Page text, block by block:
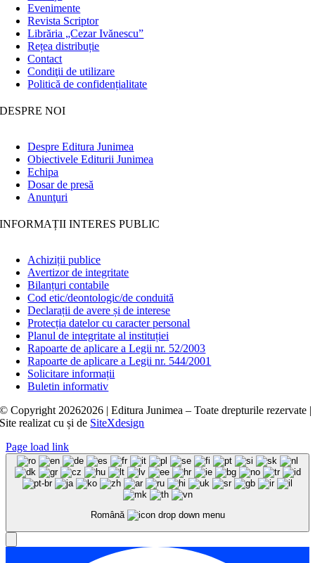
Evenimente
Revista Scriptor
Librăria „Cezar Ivănescu”
Rețea distribuție
Contact
Condiţii de utilizare
Politică de confidențialitate
DESPRE NOI
Despre Editura Junimea
Obiectivele Editurii Junimea
Echipa
Dosar de presă
Anunţuri
INFORMAȚII INTERES PUBLIC
Achiziții publice
Avertizor de integritate
Bilanțuri contabile
Cod etic/deontologic/de conduită
Declarații de avere și de interese
Protecția datelor cu caracter personal
Planul de integritate al instituției
Rapoarte de aplicare a Legii nr. 52/2003
Rapoarte de aplicare a Legii nr. 544/2001
Solicitare informații
Buletin informativ
© Copyright 20262026 | Editura Junimea – Toate drepturile rezervate |
Site realizat cușide SiteXdesign
Page load link
Română